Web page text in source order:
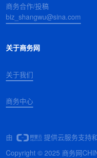
商务合作/投稿
biz_shangwu@sina.com
关于商务网
关于我们
商务中心
由
提供云服务支持
Copyright © 2025 商务网